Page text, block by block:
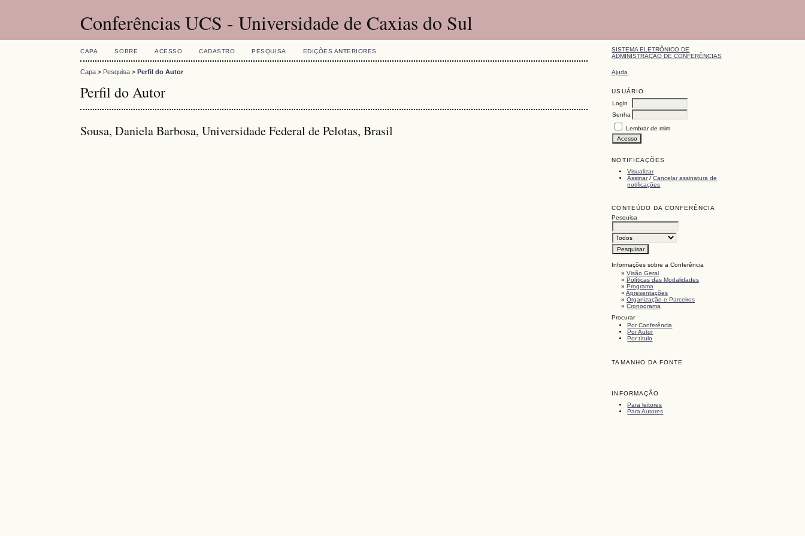
Conferências UCS - Universidade de Caxias do Sul
SISTEMA ELETRÔNICO DE
ADMINISTRAÇÃO DE CONFERÊNCIAS
Ajuda
USUÁRIO
Login
Senha
Lembrar de mim
NOTIFICAÇÕES
Visualizar
Assinar/Cancelar assinatura de
notificações
CONTEÚDO DA CONFERÊNCIA
Pesquisa
Informações sobre a Conferência
»Visão Geral
»Políticas das Modalidades
»Programa
»Apresentações
»Organização e Parceiros
»Cronograma
Procurar
Por Conferência
Por Autor
Por título
TAMANHO DA FONTE
INFORMAÇÃO
Para leitores
Para Autores
CAPA SOBRE ACESSO CADASTRO PESQUISA EDIÇÕES ANTERIORES
Capa > Pesquisa >Perfil do Autor
Perfil do Autor
Sousa, Daniela Barbosa, Universidade Federal de Pelotas, Brasil